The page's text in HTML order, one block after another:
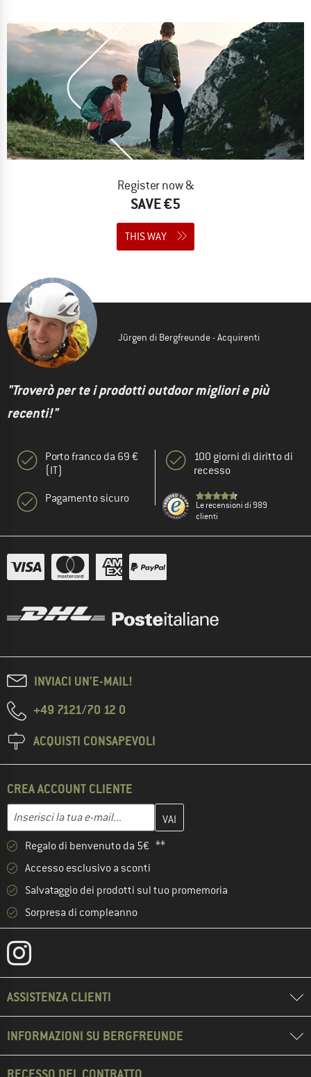
Register now &
SAVE €5
THIS WAY
Jürgen di Bergfreunde - Acquirenti
"Troverò per te i prodotti outdoor migliori e più
recenti!"
Porto franco da 69 €
(IT)
Pagamento sicuro
100 giorni di diritto di
recesso
Le recensioni di 989
clienti
INVIACI UN'E-MAIL!
+49 7121/70 12 0
ACQUISTI CONSAPEVOLI
CREA ACCOUNT CLIENTE
Indirizzo e-mail
Inserisci qui il tuo indirizzo e-mail e crea il tuo account cliente
Regalo di benvenuto da 5€ **
Accesso esclusivo a sconti
Salvataggio dei prodotti sul tuo promemoria
Sorpresa di compleanno
ASSISTENZA CLIENTI
INFORMAZIONI SU BERGFREUNDE